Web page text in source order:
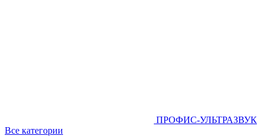
ПРОФИС-УЛЬТРАЗВУК
Все категории